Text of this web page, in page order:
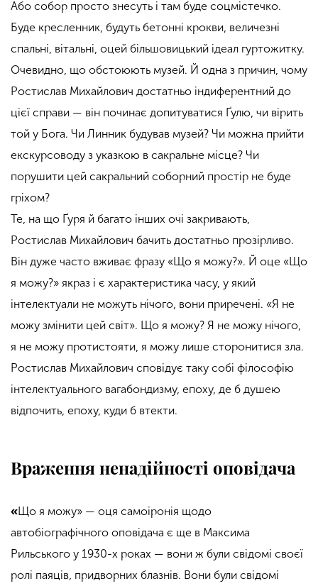
Або собор просто знесуть і там буде соцмістечко.
Буде кресленник, будуть бетонні крокви, величезні
спальні, вітальні, оцей більшовицький ідеал гуртожитку.
Очевидно, що обстоюють музей. Й одна з причин, чому
Ростислав Михайлович достатньо індиферентний до
цієї справи — він починає допитуватися Ґулю, чи вірить
той у Бога. Чи Линник будував музей? Чи можна прийти
екскурсоводу з указкою в сакральне місце? Чи
порушити цей сакральний соборний простір не буде
гріхом?
Те, на що Ґуря й багато інших очі закривають,
Ростислав Михайлович бачить достатньо прозірливо.
Він дуже часто вживає фразу «Що я можу?». Й оце «Що
я можу?» якраз і є характеристика часу, у який
інтелектуали не можуть нічого, вони приречені. «Я не
можу змінити цей світ». Що я можу? Я не можу нічого,
я не можу протистояти, я можу лише сторонитися зла.
Ростислав Михайлович сповідує таку собі філософію
інтелектуального вагабондизму, епоху, де б душею
відпочить, епоху, куди б втекти.
Враження ненадійності оповідача
«Що я можу» — оця самоіронія щодо
автобіографічного оповідача є ще в Максима
Рильського у 1930-х роках — вони ж були свідомі своєї
ролі паяців, придворних блазнів. Вони були свідомі